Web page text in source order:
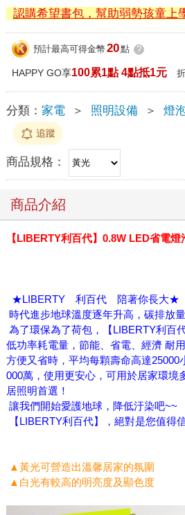
認購希望書包，幫助弱勢孩童上
預計最高可得金幣 20點 ?
HAPPY GO享100累1點 4點抵1元
分類： 家電 ＞ 照明設備 ＞ 燈
追蹤
商品規格：
商品介紹
【LIBERTY利百代】0.8W LED省電燈
★LIBERTY 利百代 陪著你長大★
時代進步地球溫度逐年升高，碳排放
為了環保為了荷包，【LIBERTY利百
低功率耗電量，節能、省電、經濟 耐
方便又省時，平均每顆壽命高達25000
000萬，使用更安心，可用於居家環境
居照明首選！
讓我們開始愛護地球，降低汙染吧~~
【LIBERTY利百代】，絕對是您值得
▲黃光可營造出溫馨居家的氛圍
▲白光有較高的明亮度及顯色度